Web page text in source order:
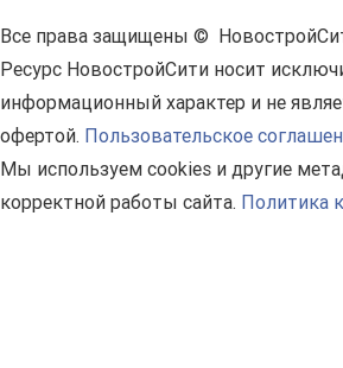
Все права защищены ©
Ресурс НовостройСити носит
информационный характер и не
офертой. Пользовательское
Мы используем cookies и другие
корректной работы сайта. Политика